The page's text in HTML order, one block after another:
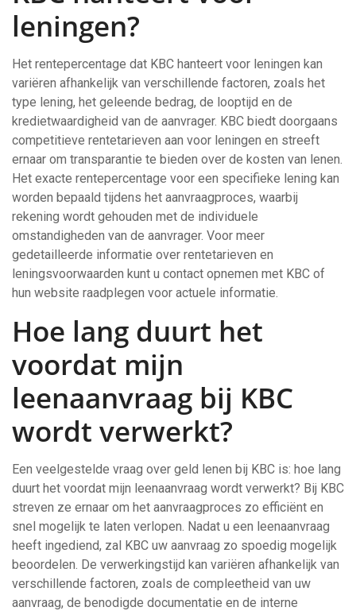
leningen?
Het rentepercentage dat KBC hanteert voor leningen kan
variëren afhankelijk van verschillende factoren, zoals het
type lening, het geleende bedrag, de looptijd en de
kredietwaardigheid van de aanvrager. KBC biedt doorgaans
competitieve rentetarieven aan voor leningen en streeft
ernaar om transparantie te bieden over de kosten van lenen.
Het exacte rentepercentage voor een specifieke lening kan
worden bepaald tijdens het aanvraagproces, waarbij
rekening wordt gehouden met de individuele
omstandigheden van de aanvrager. Voor meer
gedetailleerde informatie over rentetarieven en
leningsvoorwaarden kunt u contact opnemen met KBC of
hun website raadplegen voor actuele informatie.
Hoe lang duurt het
voordat mijn
leenaanvraag bij KBC
wordt verwerkt?
Een veelgestelde vraag over geld lenen bij KBC is: hoe lang
duurt het voordat mijn leenaanvraag wordt verwerkt? Bij KBC
streven ze ernaar om het aanvraagproces zo efficiënt en
snel mogelijk te laten verlopen. Nadat u een leenaanvraag
heeft ingediend, zal KBC uw aanvraag zo spoedig mogelijk
beoordelen. De verwerkingstijd kan variëren afhankelijk van
verschillende factoren, zoals de compleetheid van uw
aanvraag, de benodigde documentatie en de interne